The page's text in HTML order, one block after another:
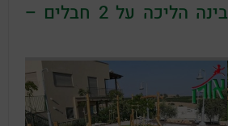
מתקן נינג'ה רובינה הליכה על 2 חבלים –